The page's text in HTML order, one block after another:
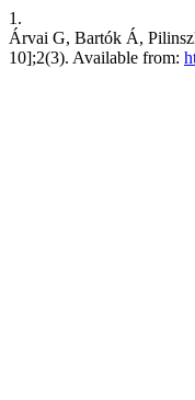
1.
Árvai G, Bartók Á,
10];2(3). Available from: